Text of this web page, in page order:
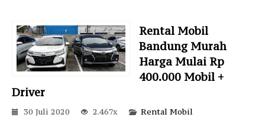
Rental Mobil
Bandung Murah
Harga Mulai Rp
400.000 Mobil +
Driver
30 Juli 2020 2.467x Rental Mobil